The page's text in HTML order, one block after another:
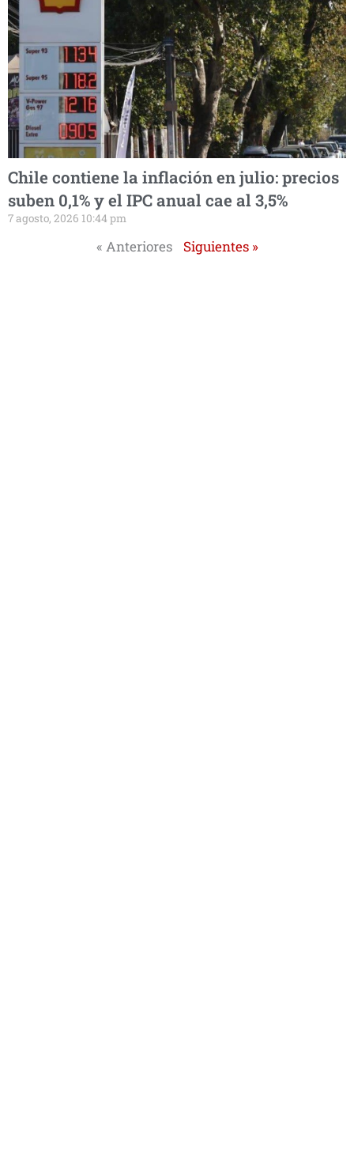
Chile contiene la inflación en julio: precios
suben 0,1% y el IPC anual cae al 3,5%
7 agosto, 2026 10:44 pm
« Anteriores Siguientes »